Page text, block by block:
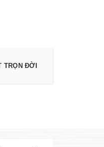
TRỌN ĐỜI